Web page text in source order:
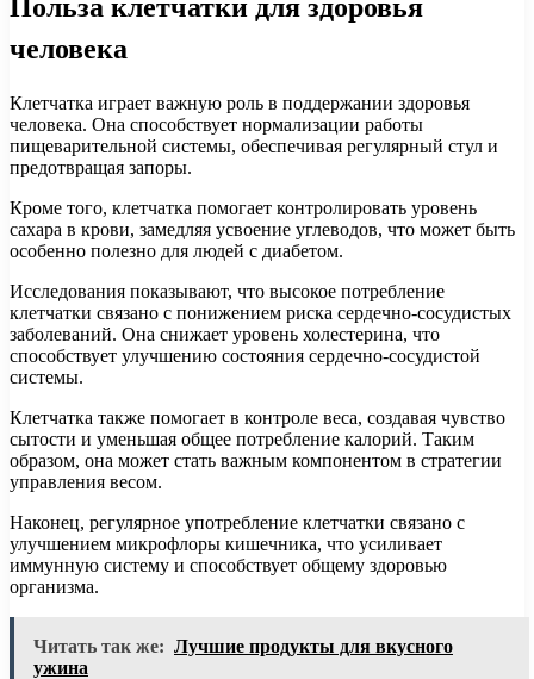
человека
Клетчатка играет важную роль в поддержании здоровья
человека. Она способствует нормализации работы
пищеварительной системы, обеспечивая регулярный стул и
предотвращая запоры.
Кроме того, клетчатка помогает контролировать уровень
сахара в крови, замедляя усвоение углеводов, что может быть
особенно полезно для людей с диабетом.
Исследования показывают, что высокое потребление
клетчатки связано с понижением риска сердечно-сосудистых
заболеваний. Она снижает уровень холестерина, что
способствует улучшению состояния сердечно-сосудистой
системы.
Клетчатка также помогает в контроле веса, создавая чувство
сытости и уменьшая общее потребление калорий. Таким
образом, она может стать важным компонентом в стратегии
управления весом.
Наконец, регулярное употребление клетчатки связано с
улучшением микрофлоры кишечника, что усиливает
иммунную систему и способствует общему здоровью
организма.
Читать так же: Лучшие продукты для вкусного
ужина